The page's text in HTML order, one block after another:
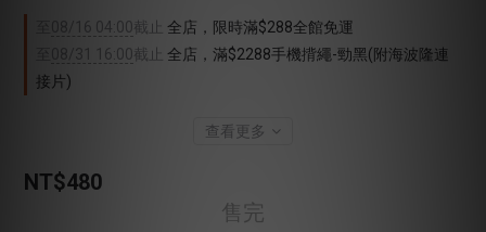
08/16 04:00截止
全店，限時滿$288全館免運
08/31 16:00截止
全店，滿$2288手機揹繩-勁黑(附海波隆連
接片)
查看更多
NT$480
售完